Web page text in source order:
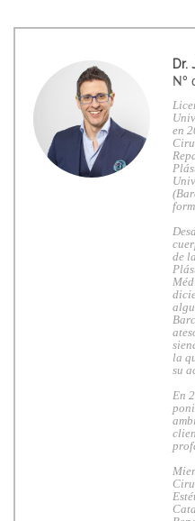
Dr.
Nº
en
de
la
su
En